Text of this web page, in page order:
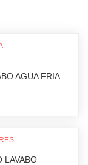
AGUA FRIA
LAVABO